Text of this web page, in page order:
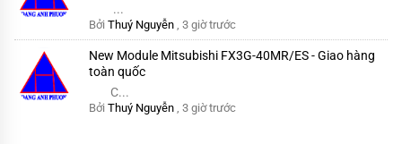
...
BởiThuý Nguyễn ,3 giờ trước
New Module Mitsubishi FX3G-40MR/ES - Giao hàng
toàn quốc
C...
BởiThuý Nguyễn ,3 giờ trước